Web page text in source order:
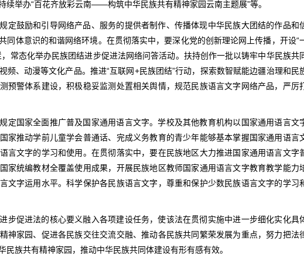
续举办“百花齐放彩云南——构筑中华民族共有精神家园云南主题展”等。
定鼓励和引导网络产品、服务的提供者制作、传播体现中华民族大团结的作品和
同体意识的和谐网络环境。在贯彻落实中，要深化党的创新理论网上传播，开设“
常态化举办民族团结进步促进法网络问答活动。扶持创作一批以铸牢中华民族共
频、动漫等文化产品。推进“互联网+民族团结”行动，探索数智赋能边疆治理和民
预警体系建设，积极稳妥监测处置相关舆情，规范民族语言文字网络产品，严厉
定国家全面推广普及国家通用语言文字。学校及其他教育机构以国家通用语言文
家推动学前儿童学会普通话、完成义务教育的青少年能够基本掌握国家通用语言
言文字的学习和使用。在贯彻落实中，要在民族地区大力推进国家通用语言文字
家统编教材全覆盖使用成果，开展民族地区教师国家通用语言文字教育教学能力
文字运用水平。科学保护各民族语言文字，尊重和保护少数民族语言文字的学习
步促进法的核心要义融入各项建设任务，使该法在贯彻实施中进一步细化实化具
神家园、促进各民族交往交流交融、推动各民族共同繁荣发展为重点，努力把法
民族共有精神家园，推动中华民族共同体建设有形有感有效。